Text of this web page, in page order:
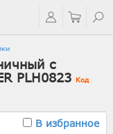
с
PLH0823 Код
В избранное